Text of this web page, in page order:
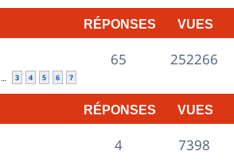
RÉPONSES VUES
… 3 4 5 6 7
65R
p
252266V
RÉPONSES VUES
4R
7398V